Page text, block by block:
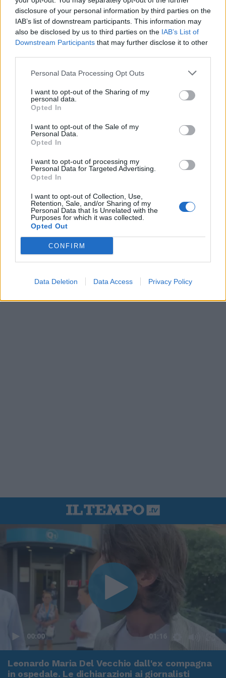
disclosure of your personal information by third parties on the
IAB’s list of downstream participants. This information may
also be disclosed by us to third parties on the IAB’s List of
Downstream Participants that may further disclose it to other
Personal Data Processing Opt Outs
I want to opt-out of the Sharing of my
personal data.
Opted In
I want to opt-out of the Sale of my
Personal Data.
Opted In
I want to opt-out of processing my
Personal Data for Targeted Advertising.
Opted In
I want to opt-out of Collection, Use,
Retention, Sale, and/or Sharing of my
Personal Data that Is Unrelated with the
Purposes for which it was collected.
Opted Out
CONFIRM
Data Deletion Data Access Privacy Policy
In evidenza
00:00 01:16
Leonardo Maria Del Vecchio dall'ex compagna
in ospedale. Le dichiarazioni ai giornalisti